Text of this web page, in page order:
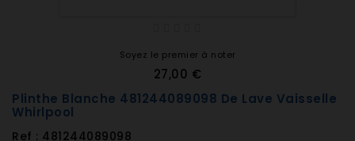
Soyez le premier à noter
27,00 €
Plinthe Blanche 481244089098 De Lave Vaisselle
Whirlpool
Ref : 481244089098